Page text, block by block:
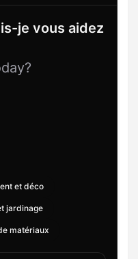
je vous aidez
et déco
jardinage
matériaux